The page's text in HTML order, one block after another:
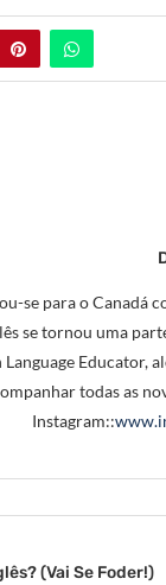
se para o Canadá
se tornou uma
Educator,
todas as
Instagram::
(Vai Se Foder!)